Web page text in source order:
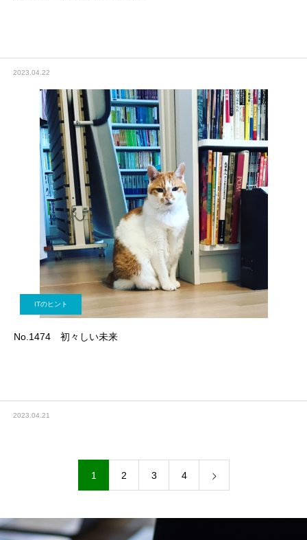
2023.04.22
ITのヒント
No.1474 初々しい未来
2023.04.21
1 2 3 4